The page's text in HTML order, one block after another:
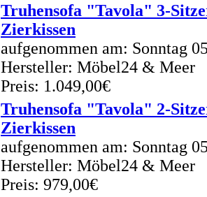
Truhensofa "Tavola" 3-
Zierkissen
aufgenommen am: Sonntag
Hersteller: Möbel24 & Meer
Preis: 1.049,00€
Truhensofa "Tavola" 2-
Zierkissen
aufgenommen am: Sonntag
Hersteller: Möbel24 & Meer
Preis: 979,00€